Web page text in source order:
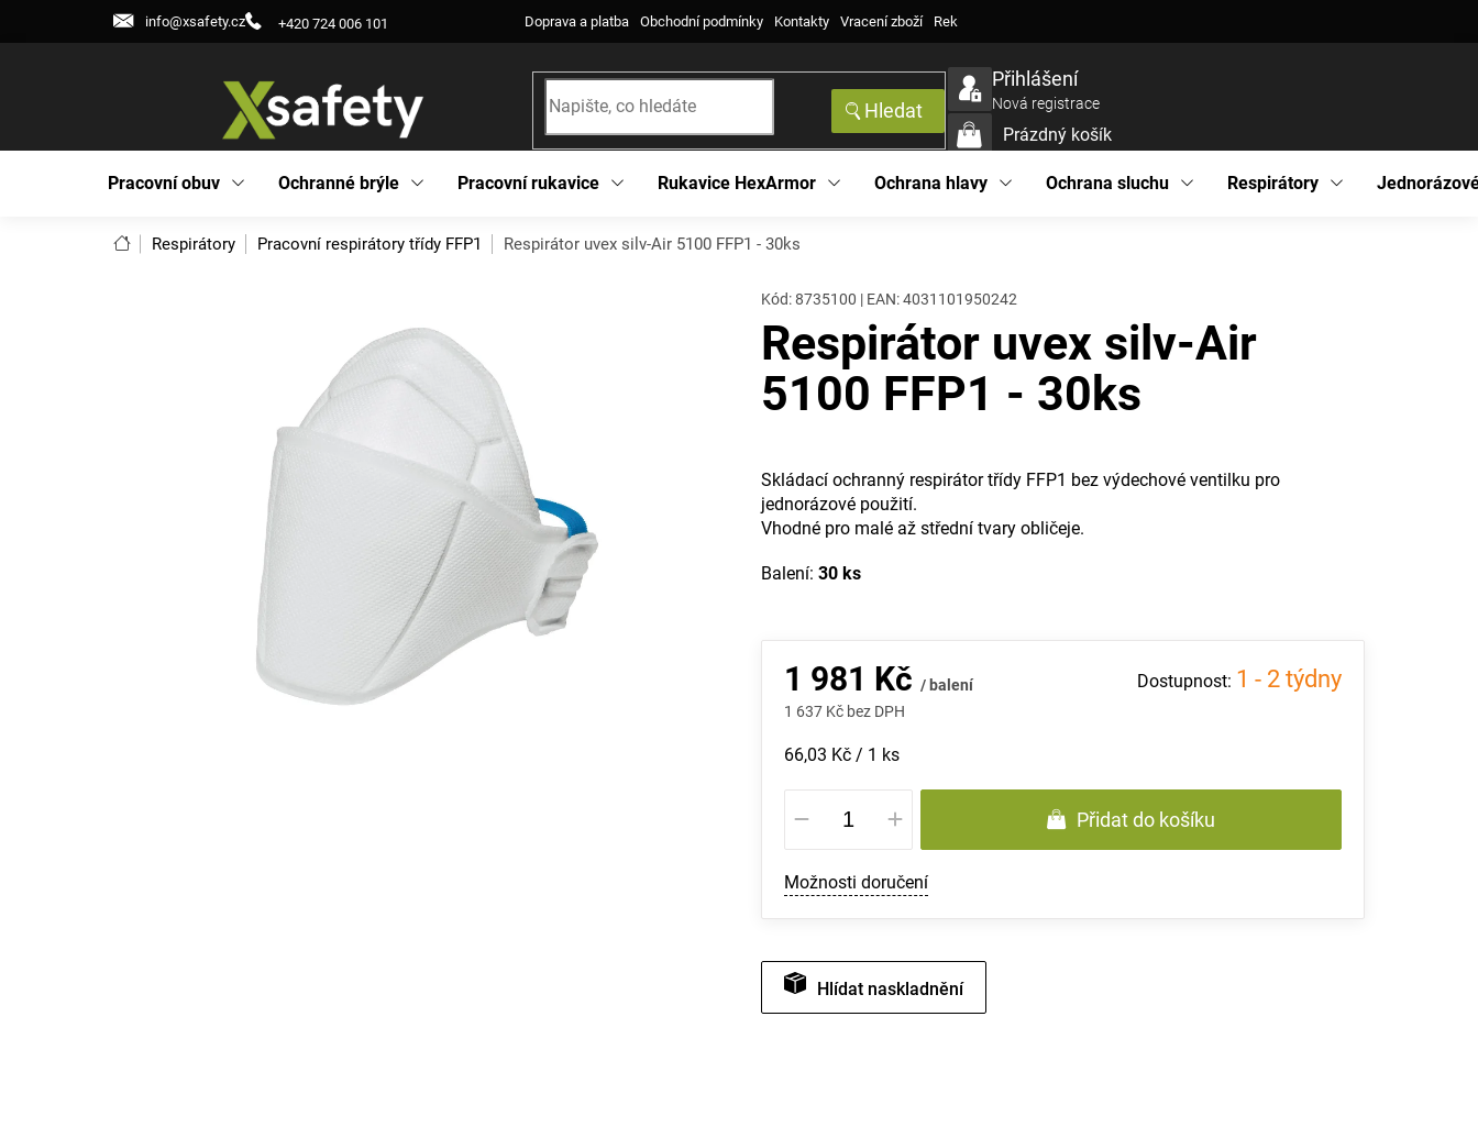
+420 724 006 101
info@xsafety.cz Doprava a platba Obchodní podmínky Kontakty Vracení zboží Reklamace zboží
Hledat
Přihlášení
Nová registrace
NÁKUPNÍ
KOŠÍK
Prázdný košík
Pracovní obuv Ochranné brýle Pracovní rukavice Rukavice HexArmor Ochrana hlavy Ochrana sluchu Respirátory
DomůRespirátory Pracovní respirátory třídy FFP1 Respirátor uvex silv-Air 5100 FFP1 - 30ks
Respirátor uvex silv-Air
5100 FFP1 - 30ks
Kód:8735100 | EAN:4031101950242
Skládací ochranný respirátor třídy FFP1 bez výdechové ventilku pro
jednorázové použití.
Vhodné pro malé až střední tvary obličeje.
Balení: 30 ks
1 981 Kč / balení
1 637 Kč bez DPH
Měrná
cena:
66,03 Kč / 1 ks
1 - 2 týdny
Přidat do košíku
Možnosti doručení
Hlídat